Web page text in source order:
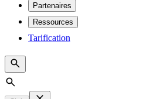
Partenaires
Ressources
Tarification
Search